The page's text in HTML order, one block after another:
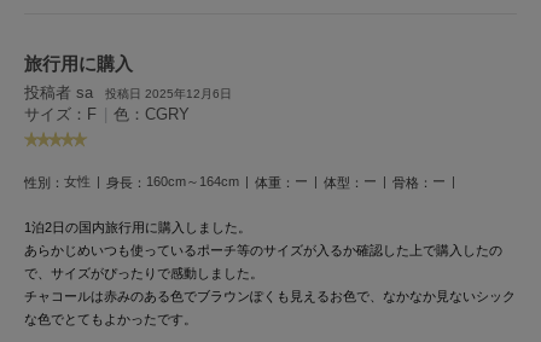
Henon.
へノン
ハンター
HOKA ONEONE
ホカ オネオネ
旅行用に購入
投稿者 sa 投稿日 2025年12月6日
サイズ：F | 色：CGRY
性別： 女性 身長： 160cm～164cm 体重： ー 体型： ー 骨格： ー
1泊2日の国内旅行用に購入しました。
あらかじめいつも使っているポーチ等のサイズが入るか確認した上で購入したの
で、サイズがぴったりで感動しました。
チャコールは赤みのある色でブラウンぽくも見えるお色で、なかなか見ないシック
な色でとてもよかったです。